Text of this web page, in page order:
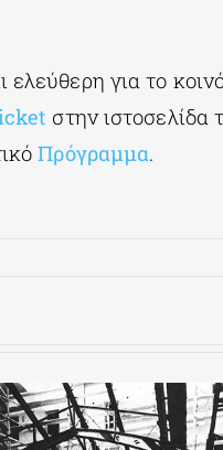
για το
στην ιστοσελίδα
Πρόγραμμα.